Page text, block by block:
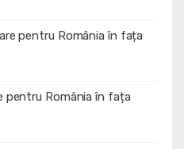
pentru România în fața
pentru România în fața